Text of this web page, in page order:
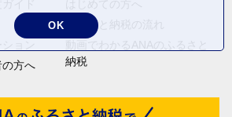
方へ
ふるさと納税の流れ
納税
OK